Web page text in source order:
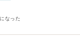
なった